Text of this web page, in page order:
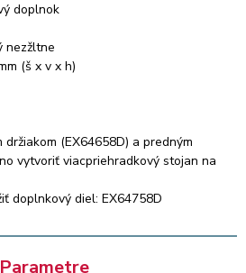
doplnok
nezžltne
(š x v x h)
(EX64658D) a predným
vytvoriť viacpriehradkový stojan na
doplnkový diel: EX64758D
Parametre